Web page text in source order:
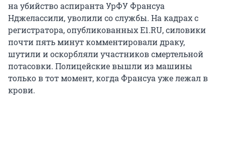
на убийство аспиранта УрФУ Франсуа
Нджелассили, уволили со службы. На кадрах с
регистратора, опубликованных E1.RU, силовики
почти пять минут комментировали драку,
шутили и оскорбляли участников смертельной
потасовки. Полицейские вышли из машины
только в тот момент, когда Франсуа уже лежал в
крови.